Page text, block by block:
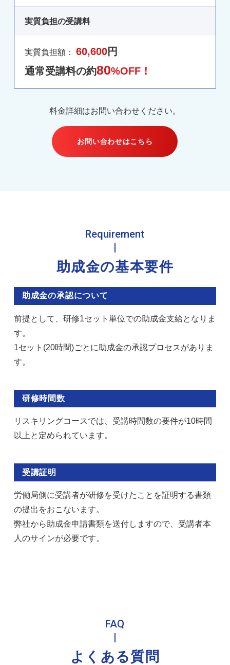
実質負担の受講料
実質負担額： 60,600円
通常受講料の約80%OFF！
料金詳細はお問い合わせください。
お問い合わせはこちら
Requirement
助成金の基本要件
助成金の承認について
前提として、研修1セット単位での助成金支給となりま
す。
1セット(20時間)ごとに助成金の承認プロセスがありま
す。
研修時間数
リスキリングコースでは、受講時間数の要件が10時間
以上と定められています。
受講証明
労働局側に受講者が研修を受けたことを証明する書類
の提出をおこないます。
弊社から助成金申請書類を送付しますので、受講者本
人のサインが必要です。
FAQ
よくある質問